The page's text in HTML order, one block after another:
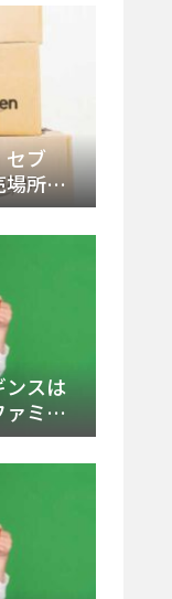
セブ
場所
販品を
ンスは
ミ
ーカ
た！